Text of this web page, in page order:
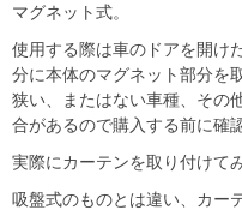
マグネット式。
使用する際は車のドアを開け
分に本体のマグネット部分を
狭い、またはない車種、その
合があるので購入する前に確
実際にカーテンを取り付けて
吸盤式のものとは違い、カー